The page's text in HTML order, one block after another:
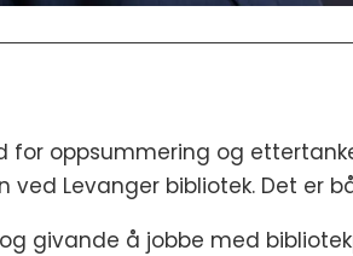
oppsummering og
Levanger bibliotek. Det er
givande å jobbe med